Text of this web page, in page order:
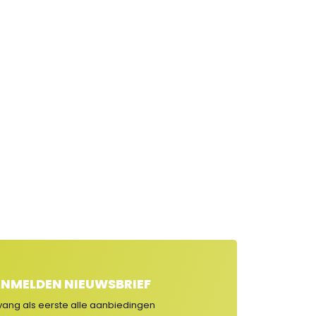
NIEUWSBRIEF
als eerste alle aanbiedingen